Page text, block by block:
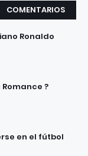
COMENTARIOS
Ronaldo
Romance ?
en el fútbol